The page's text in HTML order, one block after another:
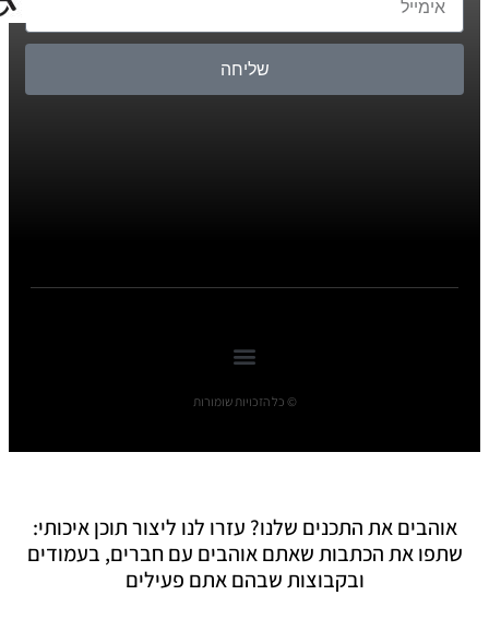
שליחה
© כל הזכויות שומורות
אוהבים את התכנים שלנו? עזרו לנו ליצור תוכן איכותי:
שתפו את הכתבות שאתם אוהבים עם חברים, בעמודים
ובקבוצות שבהם אתם פעילים